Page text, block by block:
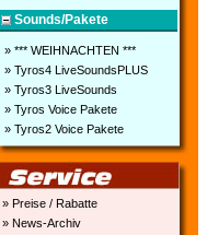
Sounds/Pakete
» *** WEIHNACHTEN ***
» Tyros4 LiveSoundsPLUS
» Tyros3 LiveSounds
» Tyros Voice Pakete
» Tyros2 Voice Pakete
» Preise / Rabatte
» News-Archiv